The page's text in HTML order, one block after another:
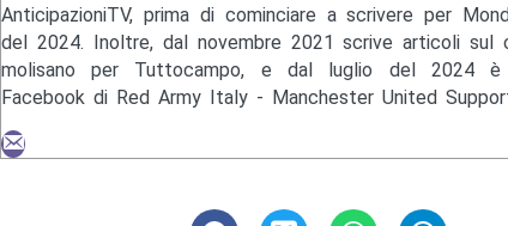
AnticipazioniTV, prima di cominciare a scrivere per
del 2024. Inoltre, dal novembre 2021 scrive articoli sul
molisano per Tuttocampo, e dal luglio del 2024
Facebook di Red Army Italy - Manchester United